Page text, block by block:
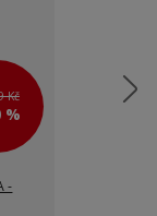
Kč
%
-